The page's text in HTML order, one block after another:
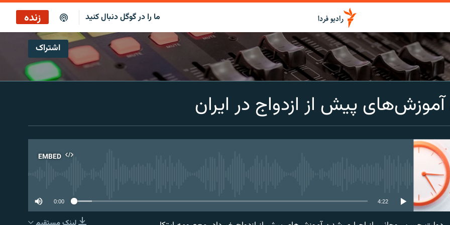
ما را در گوگل دنبال کنید زنده
اشتراک
Spotify
پیش از ازدواج در ایران
EMBED
0:00 4:22